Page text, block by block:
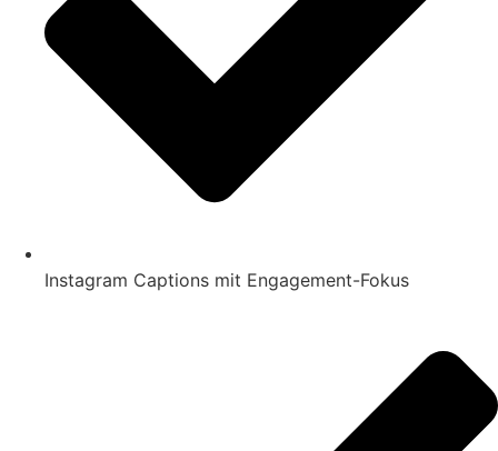
Instagram Captions mit Engagement-Fokus